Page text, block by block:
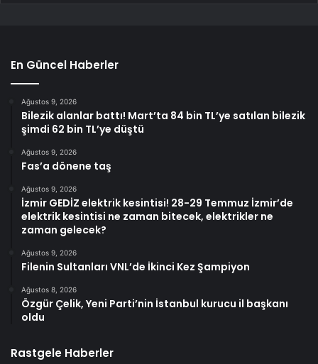
En Güncel Haberler
Ağustos 9, 2026
Bilezik alanlar battı! Mart’ta 84 bin TL’ye satılan bilezik
şimdi 62 bin TL’ye düştü
Ağustos 9, 2026
Fas’a dönene taş
Ağustos 9, 2026
İzmir GEDİZ elektrik kesintisi! 28-29 Temmuz İzmir’de
elektrik kesintisi ne zaman bitecek, elektrikler ne
zaman gelecek?
Ağustos 9, 2026
Filenin Sultanları VNL’de İkinci Kez Şampiyon
Ağustos 8, 2026
Özgür Çelik, Yeni Parti’nin İstanbul kurucu il başkanı
oldu
Rastgele Haberler